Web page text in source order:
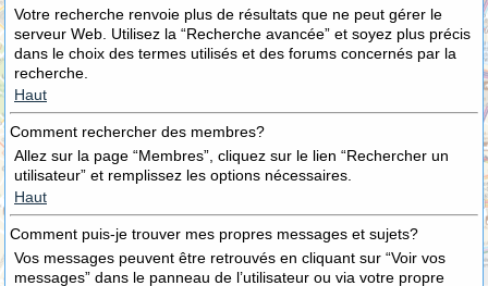
Votre recherche renvoie plus de résultats que ne peut gérer le
serveur Web. Utilisez la “Recherche avancée” et soyez plus précis
dans le choix des termes utilisés et des forums concernés par la
recherche.
Haut
Comment rechercher des membres?
Allez sur la page “Membres”, cliquez sur le lien “Rechercher un
utilisateur” et remplissez les options nécessaires.
Haut
Comment puis-je trouver mes propres messages et sujets?
Vos messages peuvent être retrouvés en cliquant sur “Voir vos
messages” dans le panneau de l’utilisateur ou via votre propre